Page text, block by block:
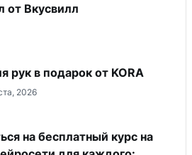
от Вкусвилл
рук в подарок от KORA
2026
на бесплатный курс на